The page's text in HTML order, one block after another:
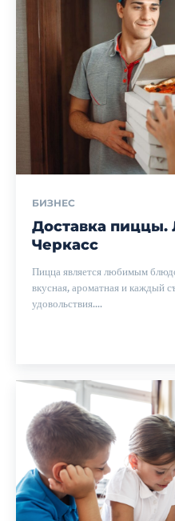
БИЗНЕС
Доставка пиццы.
Черкасс
Пицца является любимым
вкусная, ароматная и каждый
удовольствия....